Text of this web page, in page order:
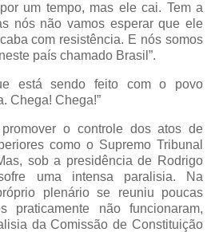
um tempo, mas ele cai. Tem a
nós não vamos esperar que ele
com resistência. E nós somos
país chamado Brasil”.
está sendo feito com o povo
Chega! Chega!”
o controle dos atos de
como o Supremo Tribunal
sob a presidência de Rodrigo
uma intensa paralisia. Na
plenário se reuniu poucas
praticamente não funcionaram,
da Comissão de Constituição